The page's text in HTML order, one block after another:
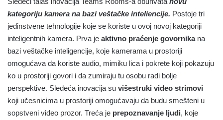
kategoriju kamera na bazi veštačke inteliencije. Postoje tri
jedinstvene tehnologije koje se koriste u ovoj novoj kategoriji
inteligentnih kamera. Prva je aktivno praćenje govornikana
bazi veštačke inteligencije, koje kamerama u prostoriji
omogućava da koriste audio, mimiku lica i pokrete koji pokazuju
ko u prostoriji govori i da zumiraju tu osobu radi bolje
perspektive. Sledeća inovacija su višestruki video strimovi
koji učesnicima u prostoriji omogućavaju da budu smešteni u
sopstveni video prozor. Treća je prepoznavanje ljudi, koje